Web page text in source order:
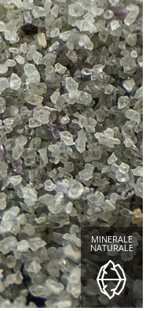
MINERALE
NATURALE